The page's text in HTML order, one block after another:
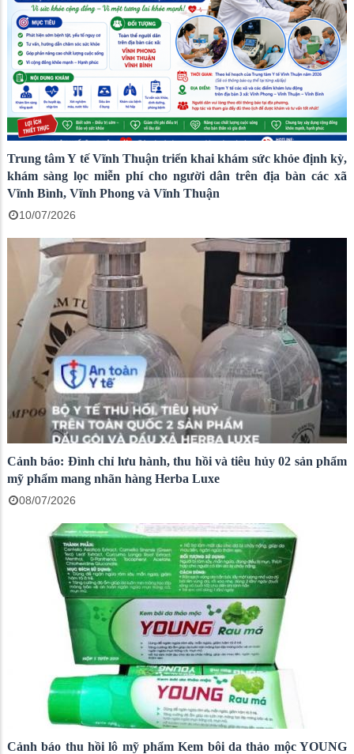
Trung tâm Y tế Vĩnh Thuận triển khai khám sức khỏe định kỳ,
khám sàng lọc miễn phí cho người dân trên địa bàn các xã
Vĩnh Bình, Vĩnh Phong và Vĩnh Thuận
10/07/2026
Cảnh báo: Đình chỉ lưu hành, thu hồi và tiêu hủy 02 sản phẩm
mỹ phẩm mang nhãn hàng Herba Luxe
08/07/2026
Cảnh báo thu hồi lô mỹ phẩm Kem bôi da thảo mộc YOUNG